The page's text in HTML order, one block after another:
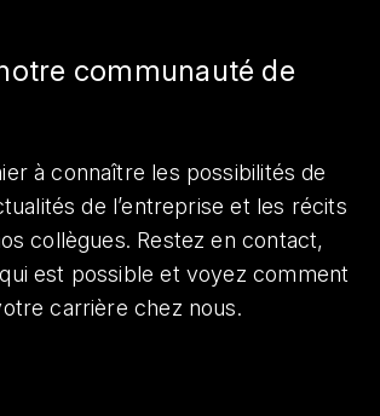
communauté de
à connaître les possibilités de
de l’entreprise et les récits
collègues. Restez en contact,
est possible et voyez comment
carrière chez nous.